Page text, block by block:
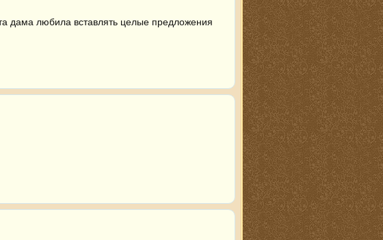
дама любила вставлять целые предложения